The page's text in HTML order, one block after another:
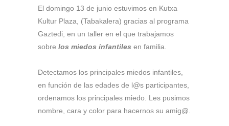
El domingo 13 de junio estuvimos en Kutxa
Kultur Plaza, (Tabakalera) gracias al programa
Gaztedi, en un taller en el que trabajamos
sobre los miedos infantiles en familia.
Detectamos los principales miedos infantiles,
en función de las edades de l@s participantes,
ordenamos los principales miedo. Les pusimos
nombre, cara y color para hacernos su amig@.